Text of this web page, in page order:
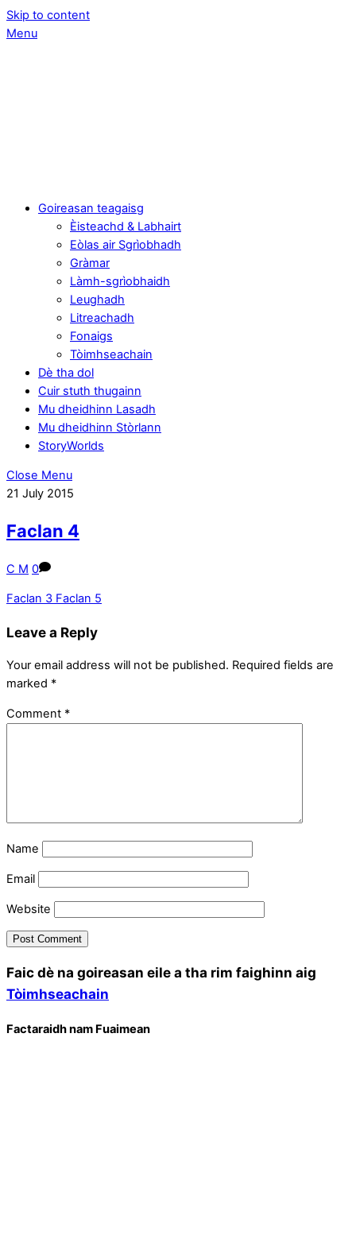
Skip to content
Menu
Goireasan teagaisg
Èisteachd & Labhairt
Eòlas air Sgrìobhadh
Gràmar
Làmh-sgrìobhaidh
Leughadh
Litreachadh
Fonaigs
Tòimhseachain
Dè tha dol
Cuir stuth thugainn
Mu dheidhinn Lasadh
Mu dheidhinn Stòrlann
StoryWorlds
Close Menu
21 July 2015
Faclan 4
C M 0
Faclan 3 Faclan 5
Leave a Reply
Your email address will not be published. Required fields are
marked *
Comment *
Name
Email
Website
Faic dè na goireasan eile a tha rim faighinn aig
Tòimhseachain
Factaraidh nam Fuaimean